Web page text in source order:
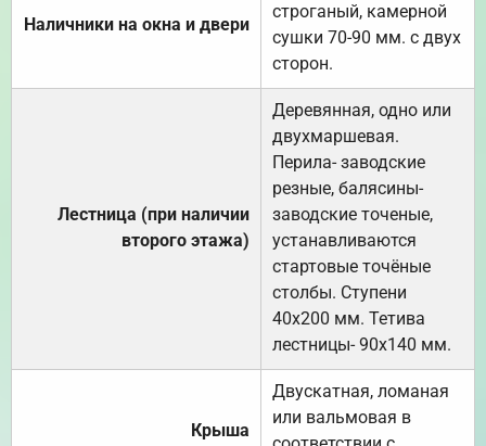
Наличники на окна и двери
строганый, камерной
сушки 70-90 мм. с двух
сторон.
Лестница (при наличии
второго этажа)
Деревянная, одно или
двухмаршевая.
Перила- заводские
резные, балясины-
заводские точеные,
устанавливаются
стартовые точёные
столбы. Ступени
40х200 мм. Тетива
лестницы- 90х140 мм.
Крыша
Двускатная, ломаная
или вальмовая в